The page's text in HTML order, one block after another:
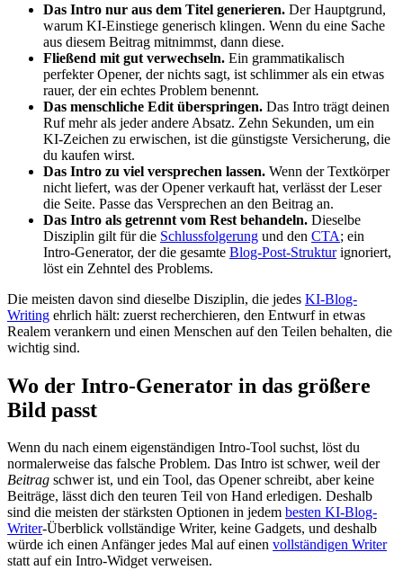
Das Intro nur aus dem Titel generieren. Der Hauptgrund,
warum KI-Einstiege generisch klingen. Wenn du eine Sache
aus diesem Beitrag mitnimmst, dann diese.
Fließend mit gut verwechseln. Ein grammatikalisch
perfekter Opener, der nichts sagt, ist schlimmer als ein etwas
rauer, der ein echtes Problem benennt.
Das menschliche Edit überspringen. Das Intro trägt deinen
Ruf mehr als jeder andere Absatz. Zehn Sekunden, um ein
KI-Zeichen zu erwischen, ist die günstigste Versicherung, die
du kaufen wirst.
Das Intro zu viel versprechen lassen. Wenn der Textkörper
nicht liefert, was der Opener verkauft hat, verlässt der Leser
die Seite. Passe das Versprechen an den Beitrag an.
Das Intro als getrennt vom Rest behandeln. Dieselbe
Disziplin gilt für die Schlussfolgerung und den CTA; ein
Intro-Generator, der die gesamte Blog-Post-Strukturignoriert,
löst ein Zehntel des Problems.
Die meisten davon sind dieselbe Disziplin, die jedes KI-Blog-
Writing ehrlich hält: zuerst recherchieren, den Entwurf in etwas
Realem verankern und einen Menschen auf den Teilen behalten, die
wichtig sind.
Wo der Intro-Generator in das größere
Bild passt
Wenn du nach einem eigenständigen Intro-Tool suchst, löst du
normalerweise das falsche Problem. Das Intro ist schwer, weil der
Beitrag schwer ist, und ein Tool, das Opener schreibt, aber keine
Beiträge, lässt dich den teuren Teil von Hand erledigen. Deshalb
sind die meisten der stärksten Optionen in jedem besten KI-Blog-
Writer-Überblick vollständige Writer, keine Gadgets, und deshalb
würde ich einen Anfänger jedes Mal auf einen vollständigen Writer
statt auf ein Intro-Widget verweisen.